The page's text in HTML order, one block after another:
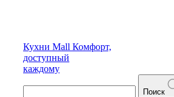
Кухни Mall Комфорт,
доступный
каждому
Поиск